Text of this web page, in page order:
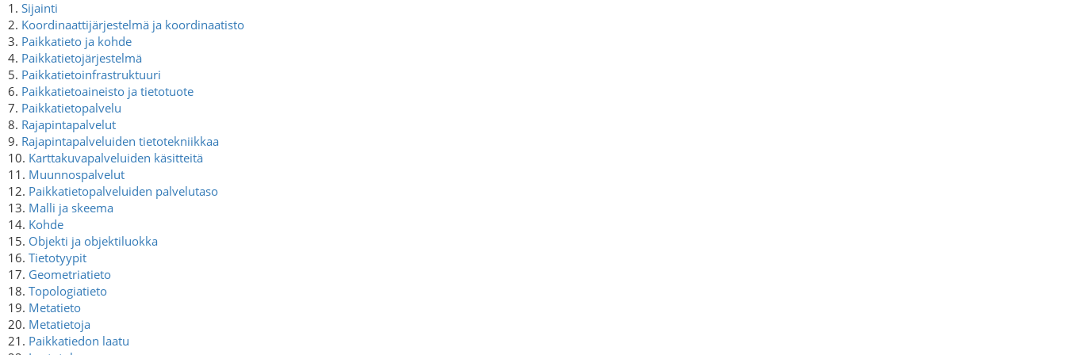
1. Sijainti
2. Koordinaattijärjestelmä ja koordinaatisto
3. Paikkatieto ja kohde
4. Paikkatietojärjestelmä
5. Paikkatietoinfrastruktuuri
6. Paikkatietoaineisto ja tietotuote
7. Paikkatietopalvelu
8. Rajapintapalvelut
9. Rajapintapalveluiden tietotekniikkaa
10. Karttakuvapalveluiden käsitteitä
11. Muunnospalvelut
12. Paikkatietopalveluiden palvelutaso
13. Malli ja skeema
14. Kohde
15. Objekti ja objektiluokka
16. Tietotyypit
17. Geometriatieto
18. Topologiatieto
19. Metatieto
20. Metatietoja
21. Paikkatiedon laatu